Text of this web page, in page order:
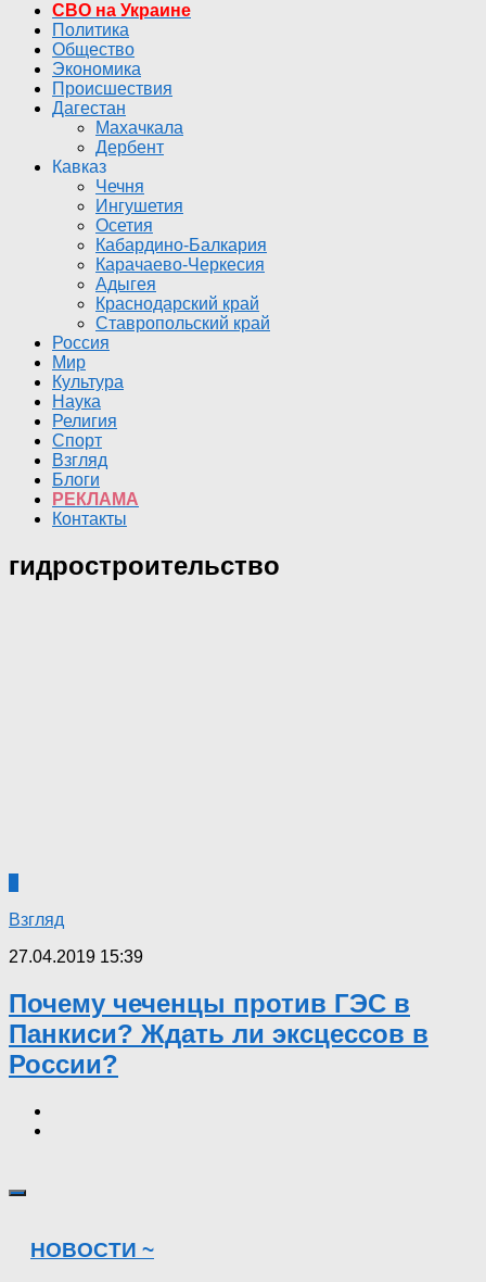
СВО на Украине
Политика
Общество
Экономика
Происшествия
Дагестан
Махачкала
Дербент
Кавказ
Чечня
Ингушетия
Осетия
Кабардино-Балкария
Карачаево-Черкесия
Адыгея
Краснодарский край
Ставропольский край
Россия
Мир
Культура
Наука
Религия
Спорт
Взгляд
Блоги
РЕКЛАМА
Контакты
гидростроительство
Взгляд
27.04.2019 15:39
Почему чеченцы против ГЭС в
Панкиси? Ждать ли эксцессов в
России?
НОВОСТИ ~